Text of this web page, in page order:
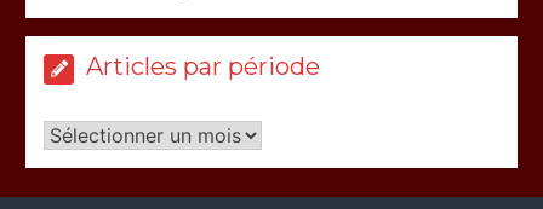
Articles par période
Articles
par
période